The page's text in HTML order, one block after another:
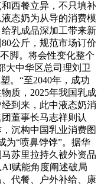
西餐立异，不只填补
态奶为从导的消费模
乳成品深加工带来新
公斤，规范市场订价
脚。将会性变化整个
大中华区总司理刘卫
。“至2040年，成功
质，2025年我国乳成
到来，此中液态奶消
董事长马志祥则认
沉构中国乳业消费图
为“喷鼻饽饽”。据华
苏里拉持久被外资品
赋能角度阐述破局
代餐、户外补给、康